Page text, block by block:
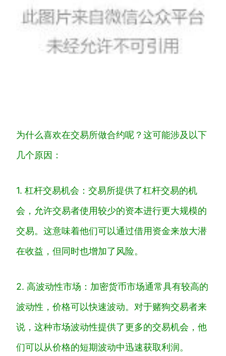
为什么喜欢在交易所做合约呢？这可能涉及以下
几个原因：
1. 杠杆交易机会：交易所提供了杠杆交易的机
会，允许交易者使用较少的资本进行更大规模的
交易。这意味着他们可以通过借用资金来放大潜
在收益，但同时也增加了风险。
2. 高波动性市场：加密货币市场通常具有较高的
波动性，价格可以快速波动。对于赌狗交易者来
说，这种市场波动性提供了更多的交易机会，他
们可以从价格的短期波动中迅速获取利润。